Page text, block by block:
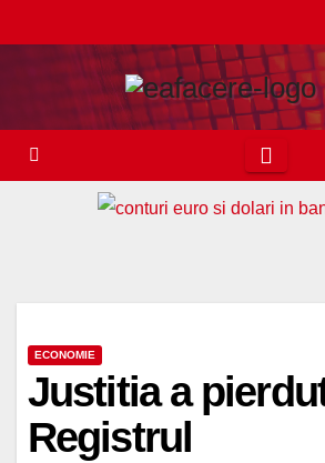
to
ECONOMIE
Justitia a
Registrul